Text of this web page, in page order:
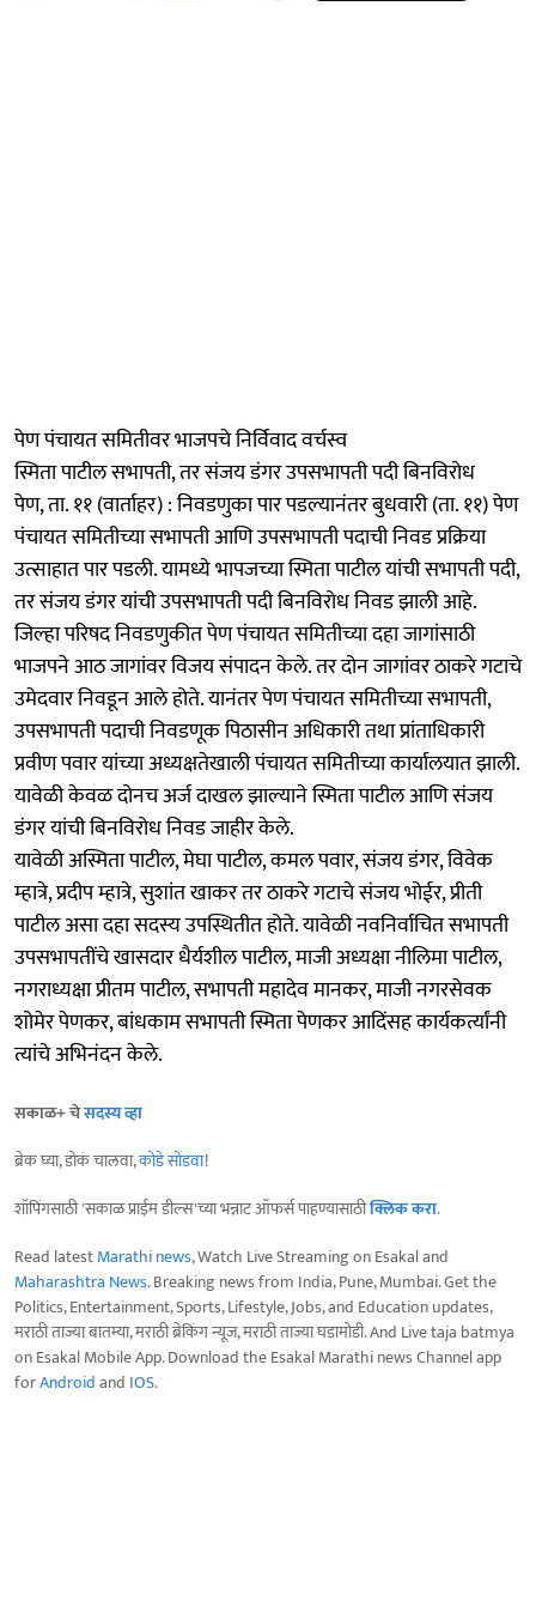
पेण पंचायत समितीवर भाजपचे निर्विवाद वर्चस्व
स्मिता पाटील सभापती, तर संजय डंगर उपसभापती पदी बिनविरोध
पेण, ता. ११ (वार्ताहर) : निवडणुका पार पडल्यानंतर बुधवारी (ता. ११) पेण
पंचायत समितीच्या सभापती आणि उपसभापती पदाची निवड प्रक्रिया
उत्साहात पार पडली. यामध्ये भापजच्या स्मिता पाटील यांची सभापती पदी,
तर संजय डंगर यांची उपसभापती पदी बिनविरोध निवड झाली आहे.
जिल्हा परिषद निवडणुकीत पेण पंचायत समितीच्या दहा जागांसाठी
भाजपने आठ जागांवर विजय संपादन केले. तर दोन जागांवर ठाकरे गटाचे
उमेदवार निवडून आले होते. यानंतर पेण पंचायत समितीच्या सभापती,
उपसभापती पदाची निवडणूक पिठासीन अधिकारी तथा प्रांताधिकारी
प्रवीण पवार यांच्या अध्यक्षतेखाली पंचायत समितीच्या कार्यालयात झाली.
यावेळी केवळ दोनच अर्ज दाखल झाल्याने स्मिता पाटील आणि संजय
डंगर यांची बिनविरोध निवड जाहीर केले.
यावेळी अस्मिता पाटील, मेघा पाटील, कमल पवार, संजय डंगर, विवेक
म्हात्रे, प्रदीप म्हात्रे, सुशांत खाकर तर ठाकरे गटाचे संजय भोईर, प्रीती
पाटील असा दहा सदस्य उपस्थितीत होते. यावेळी नवनिर्वाचित सभापती
उपसभापतींचे खासदार धैर्यशील पाटील, माजी अध्यक्षा नीलिमा पाटील,
नगराध्यक्षा प्रीतम पाटील, सभापती महादेव मानकर, माजी नगरसेवक
शोमेर पेणकर, बांधकाम सभापती स्मिता पेणकर आदिंसह कार्यकर्त्यांनी
त्यांचे अभिनंदन केले.
सकाळ+ चेसदस्य व्हा
ब्रेक घ्या, डोकं चालवा,कोडे सोडवा!
शॉपिंगसाठी 'सकाळ प्राईम डील्स'च्या भन्नाट ऑफर्स पाहण्यासाठीक्लिक करा.
Read latestMarathi news, Watch Live Streaming on Esakal and
Maharashtra News. Breaking news from India, Pune, Mumbai. Get the
Politics, Entertainment, Sports, Lifestyle, Jobs, and Education updates,
मराठी ताज्या बातम्या, मराठी ब्रेकिंग न्यूज, मराठी ताज्या घडामोडी. And Live taja batmya
on Esakal Mobile App. Download the Esakal Marathi news Channel app
forAndroidand IOS.